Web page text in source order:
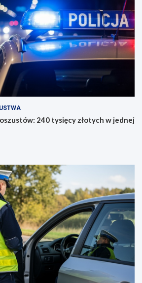
240 tysięcy złotych w jednej